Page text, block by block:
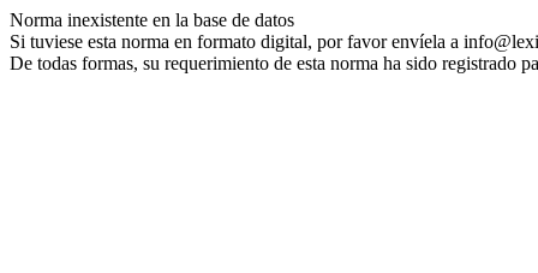
Norma inexistente en la base de datos
Si tuviese esta norma en formato digital, por favor envíela a
De todas formas, su requerimiento de esta norma ha sido registrado